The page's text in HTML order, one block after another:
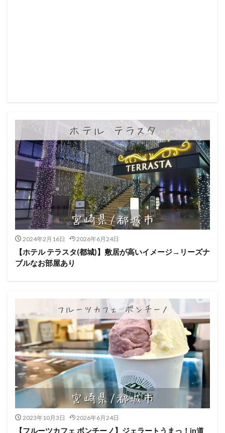
2024年2月16日 2026年6月24日
【ホテル テラスタ(都城)】敷居が高いイメージ→リーズナ
ブルなお部屋あり
2023年10月3日 2026年6月24日
【フルーツカフェ ボンチーノ】ジェラートうまっ！in道